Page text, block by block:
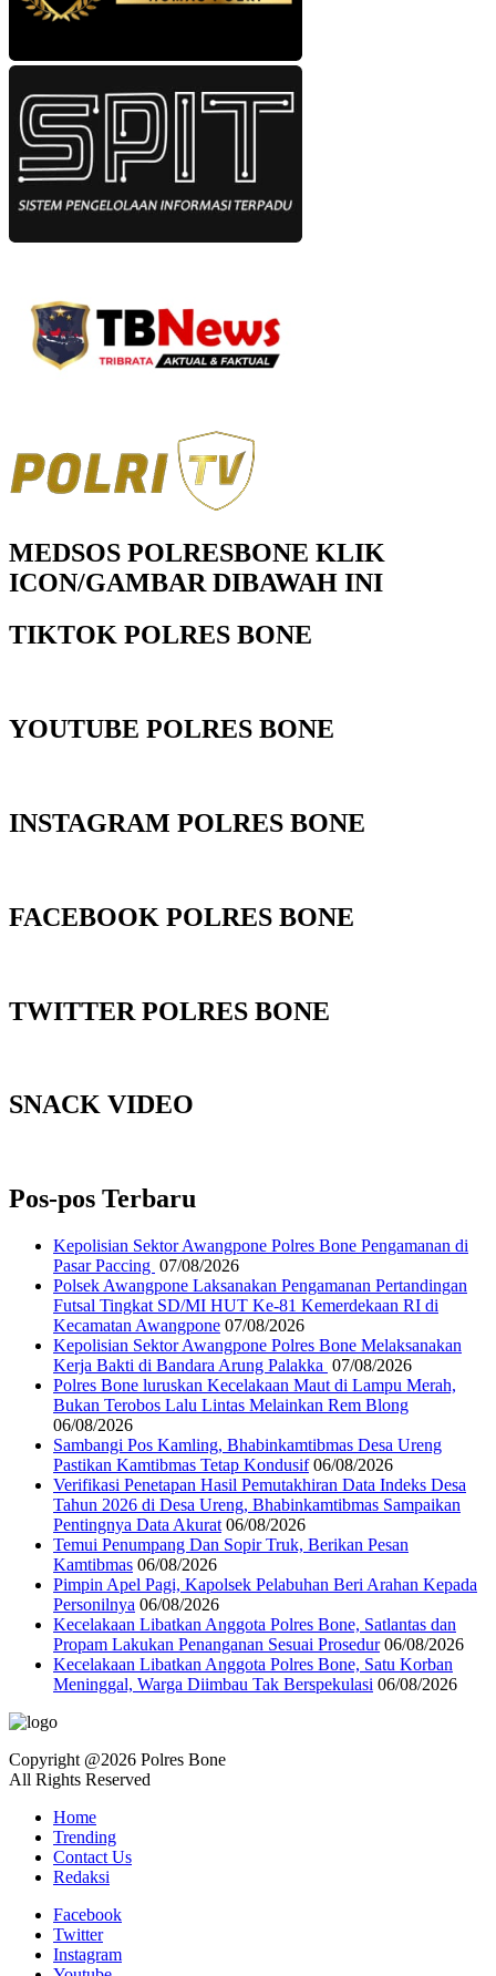
MEDSOS POLRESBONE KLIK
ICON/GAMBAR DIBAWAH INI
TIKTOK POLRES BONE
YOUTUBE POLRES BONE
INSTAGRAM POLRES BONE
FACEBOOK POLRES BONE
TWITTER POLRES BONE
SNACK VIDEO
Pos-pos Terbaru
Kepolisian Sektor Awangpone Polres Bone Pengamanan di
Pasar Paccing ‎ 07/08/2026
Polsek Awangpone Laksanakan Pengamanan Pertandingan
Futsal Tingkat SD/MI HUT Ke-81 Kemerdekaan RI di
Kecamatan Awangpone 07/08/2026
‎Kepolisian Sektor Awangpone Polres Bone Melaksanakan
Kerja Bakti di Bandara Arung Palakka ‎ 07/08/2026
Polres Bone luruskan Kecelakaan Maut di Lampu Merah,
Bukan Terobos Lalu Lintas Melainkan Rem Blong
06/08/2026
Sambangi Pos Kamling, Bhabinkamtibmas Desa Ureng
Pastikan Kamtibmas Tetap Kondusif 06/08/2026
Verifikasi Penetapan Hasil Pemutakhiran Data Indeks Desa
Tahun 2026 di Desa Ureng, Bhabinkamtibmas Sampaikan
Pentingnya Data Akurat 06/08/2026
Temui Penumpang Dan Sopir Truk, Berikan Pesan
Kamtibmas 06/08/2026
Pimpin Apel Pagi, Kapolsek Pelabuhan Beri Arahan Kepada
Personilnya 06/08/2026
Kecelakaan Libatkan Anggota Polres Bone, Satlantas dan
Propam Lakukan Penanganan Sesuai Prosedur 06/08/2026
Kecelakaan Libatkan Anggota Polres Bone, Satu Korban
Meninggal, Warga Diimbau Tak Berspekulasi 06/08/2026
Copyright @2026 Polres Bone
All Rights Reserved
Home
Trending
Contact Us
Redaksi
Facebook
Twitter
Instagram